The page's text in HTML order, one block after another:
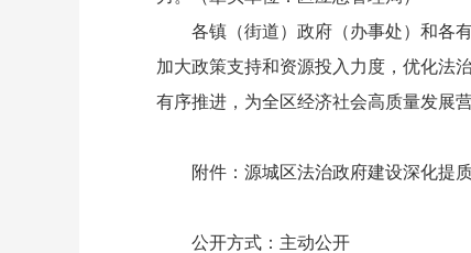
各镇（街道）政府（办事处）和各有
加大政策支持和资源投入力度，优化法
有序推进，为全区经济社会高质量发展
附件： 源城区法治政府建设深化提
公开方式：主动公开